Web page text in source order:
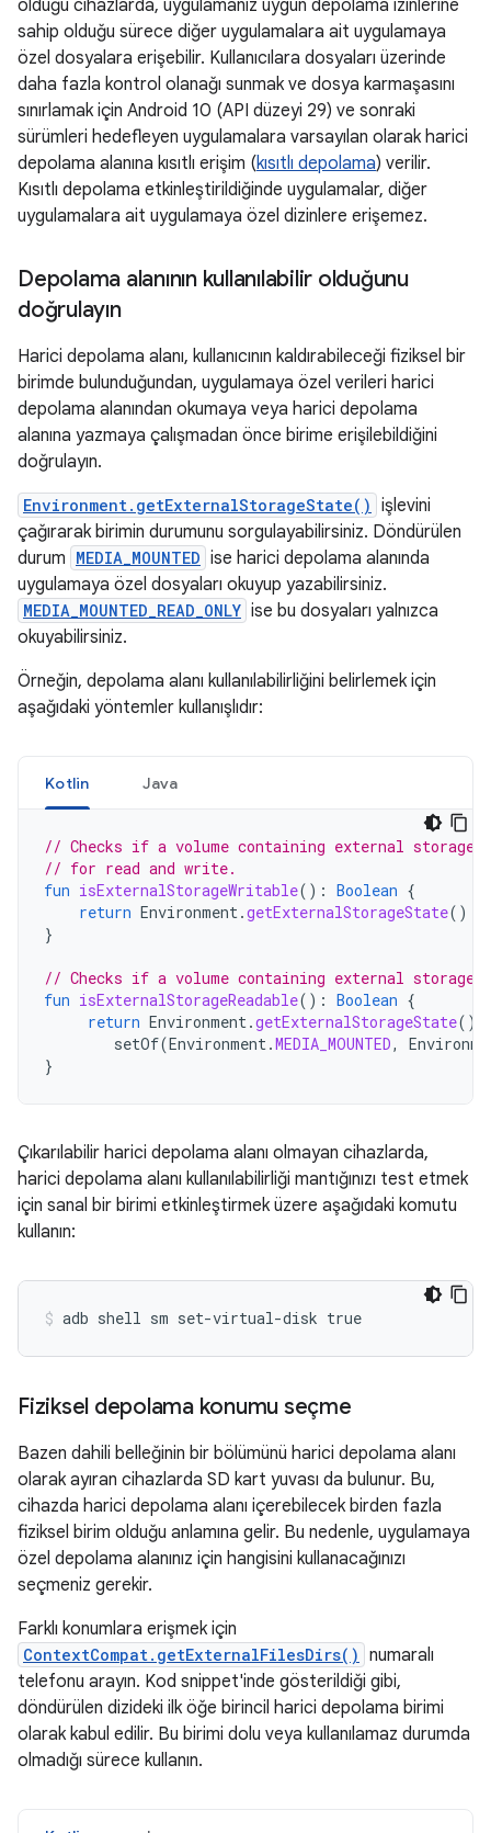
olduğu cihazlarda, uygulamanız uygun depolama izinlerine
sahip olduğu sürece diğer uygulamalara ait uygulamaya
özel dosyalara erişebilir. Kullanıcılara dosyaları üzerinde
daha fazla kontrol olanağı sunmak ve dosya karmaşasını
sınırlamak için Android 10 (API düzeyi 29) ve sonraki
sürümleri hedefleyen uygulamalara varsayılan olarak harici
depolama alanına kısıtlı erişim (kısıtlı depolama) verilir.
Kısıtlı depolama etkinleştirildiğinde uygulamalar, diğer
uygulamalara ait uygulamaya özel dizinlere erişemez.
Depolama alanının kullanılabilir olduğunu
doğrulayın
Harici depolama alanı, kullanıcının kaldırabileceği fiziksel bir
birimde bulunduğundan, uygulamaya özel verileri harici
depolama alanından okumaya veya harici depolama
alanına yazmaya çalışmadan önce birime erişilebildiğini
doğrulayın.
Environment.getExternalStorageState() işlevini
çağırarak birimin durumunu sorgulayabilirsiniz. Döndürülen
durum MEDIA_MOUNTED ise harici depolama alanında
uygulamaya özel dosyaları okuyup yazabilirsiniz.
MEDIA_MOUNTED_READ_ONLY ise bu dosyaları yalnızca
okuyabilirsiniz.
Örneğin, depolama alanı kullanılabilirliğini belirlemek için
aşağıdaki yöntemler kullanışlıdır:
Kotlin Java
// Checks if a volume containing external storage
// for read and write.
fun isExternalStorageWritable(): Boolean {
return Environment.getExternalStorageState()
}
// Checks if a volume containing external
fun isExternalStorageReadable(): Boolean {
return Environment.getExternalStorageState()
setOf(Environment.MEDIA_MOUNTED,
}
Çıkarılabilir harici depolama alanı olmayan cihazlarda,
harici depolama alanı kullanılabilirliği mantığınızı test etmek
için sanal bir birimi etkinleştirmek üzere aşağıdaki komutu
kullanın:
Fiziksel depolama konumu seçme
Bazen dahili belleğinin bir bölümünü harici depolama alanı
olarak ayıran cihazlarda SD kart yuvası da bulunur. Bu,
cihazda harici depolama alanı içerebilecek birden fazla
fiziksel birim olduğu anlamına gelir. Bu nedenle, uygulamaya
özel depolama alanınız için hangisini kullanacağınızı
seçmeniz gerekir.
Farklı konumlara erişmek için
ContextCompat.getExternalFilesDirs() numaralı
telefonu arayın. Kod snippet'inde gösterildiği gibi,
döndürülen dizideki ilk öğe birincil harici depolama birimi
olarak kabul edilir. Bu birimi dolu veya kullanılamaz durumda
olmadığı sürece kullanın.